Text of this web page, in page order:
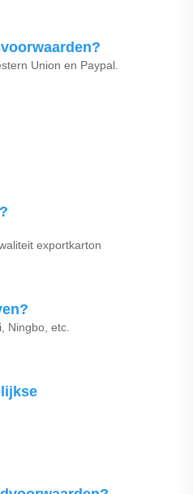
Union en Paypal.
exportkarton
Ningbo, etc.